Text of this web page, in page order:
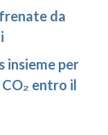
da
insieme per
entro il